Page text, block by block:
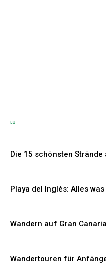
Die 15 schönsten
Playa del Inglés: Alles
Wandern auf Gran
Wandertouren für